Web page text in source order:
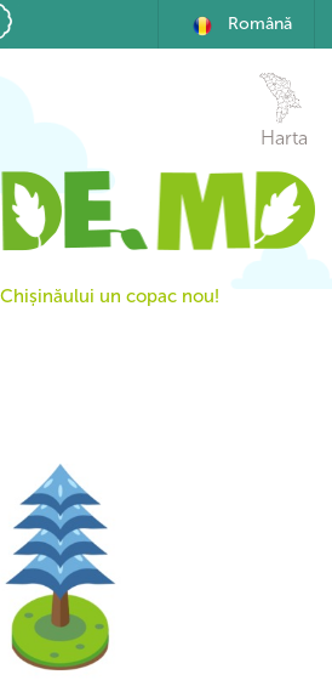
Română
un copac nou!
Harta